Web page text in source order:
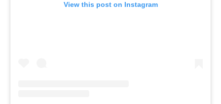
View this post on Instagram